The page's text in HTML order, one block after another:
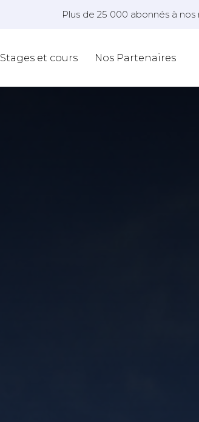
Plus de 25 000 abonnés à
Stages et cours Nos Partenaires